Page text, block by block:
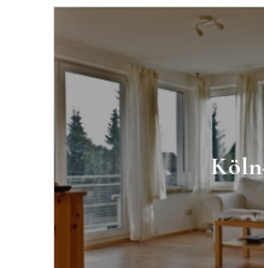
Kaufpreis: